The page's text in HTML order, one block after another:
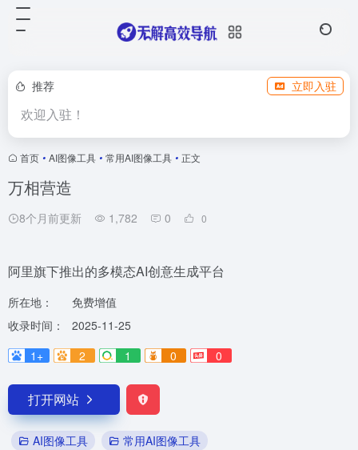
推荐 立即入驻
欢迎入驻！
首页 • AI图像工具 • 常用AI图像工具 • 正文
万相营造
8个月前更新 1,782 0 0
阿里旗下推出的多模态AI创意生成平台
所在地：
免费增值
收录时间：
2025-11-25
1+
2 1 0 0
打开网站
AI图像工具 常用AI图像工具